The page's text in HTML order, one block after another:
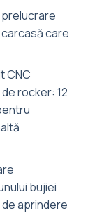
prelucrare
care
CNC
rocker: 12
bujiei
aprindere